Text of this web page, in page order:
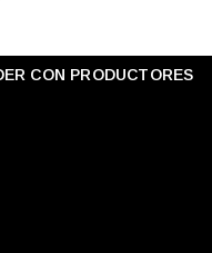
CON PRODUCTORES